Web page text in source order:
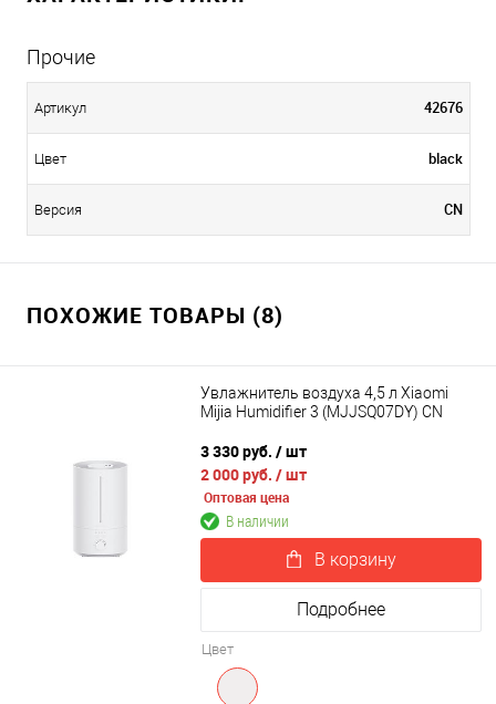
Прочие
Артикул 42676
Цвет black
Версия CN
ПОХОЖИЕ ТОВАРЫ (8)
Увлажнитель воздуха 4,5 л Xiaomi
Mijia Humidifier 3 (MJJSQ07DY) CN
3 330 руб. / шт
2 000 руб. / шт
Оптовая цена
В наличии
В корзину
Подробнее
Цвет